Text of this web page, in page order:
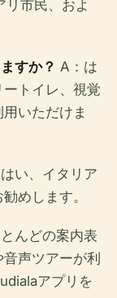
市民、およ
すか？ A：は
トイレ、視覚
いただけま
い、イタリア
めします。
んどの案内表
声ツアーが利
アプリを